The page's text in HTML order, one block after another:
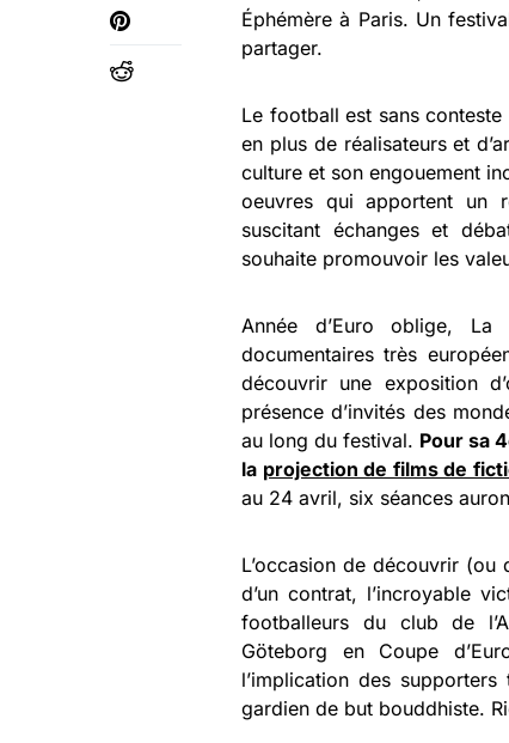
Éphémère à Paris. Un
partager.
Le football est sans
en plus de réalisateurs et
culture et son engouement
oeuvres qui apportent un
suscitant échanges et
souhaite promouvoir les
Année d’Euro oblige,
documentaires très
découvrir une exposition
présence d’invités des
au long du festival. Pour sa
la projection de films de
au 24 avril, six séances
L’occasion de découvrir
d’un contrat, l’incroyable
footballeurs du club de
Göteborg en Coupe
l’implication des
gardien de but bouddhiste.